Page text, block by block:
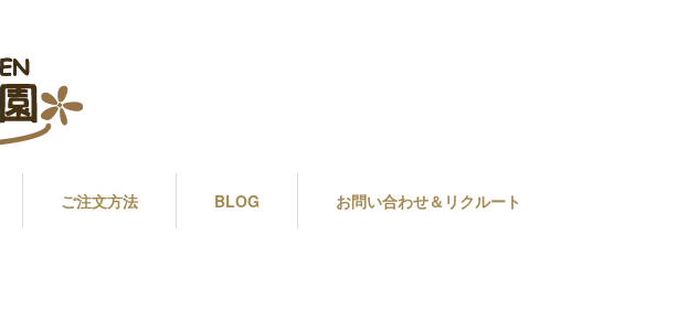
ご注文方法 BLOG お問い合わせ＆リクルート